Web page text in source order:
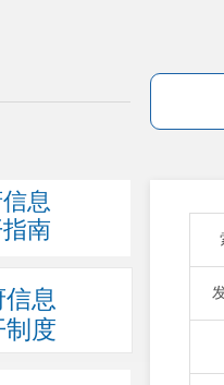
息
南
息
制度